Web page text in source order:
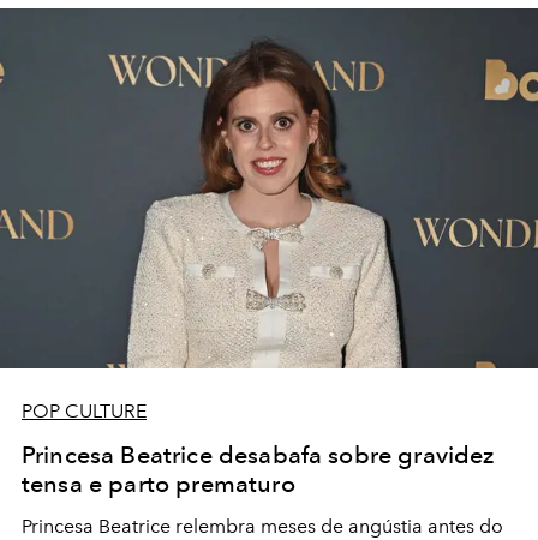
POP CULTURE
Princesa Beatrice desabafa sobre gravidez
tensa e parto prematuro
Princesa Beatrice relembra meses de angústia antes do